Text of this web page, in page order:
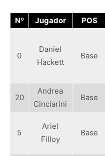
Nº Jugador POS
0
Daniel
Hackett
Base
20
Andrea
Cinciarini
Base
5
Ariel
Filloy
Base